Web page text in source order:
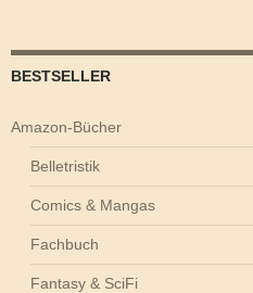
BESTSELLER
Amazon-Bücher
Belletristik
Comics & Mangas
Fachbuch
Fantasy & SciFi